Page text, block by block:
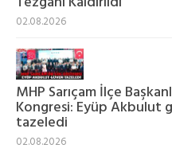
02.08.2026
MHP Sarıçam İlçe
Kongresi: Eyüp Akbulut
tazeledi
02.08.2026